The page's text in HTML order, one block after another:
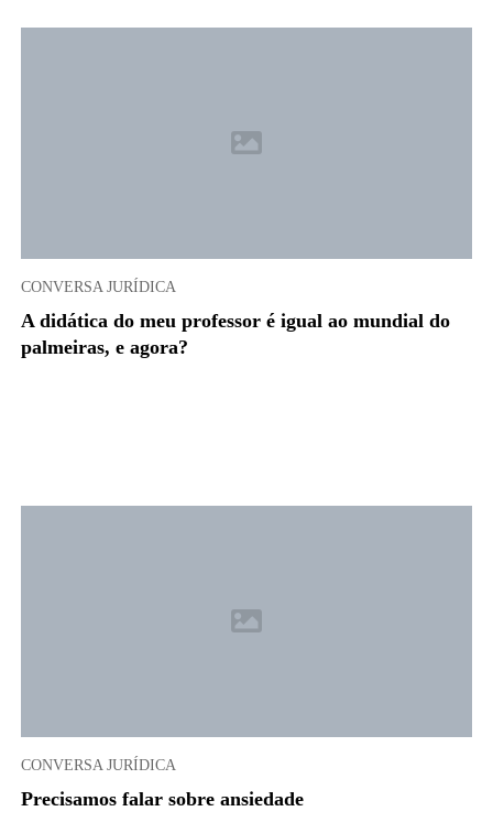
CONVERSA JURÍDICA
A didática do meu professor é igual ao mundial do
palmeiras, e agora?
CONVERSA JURÍDICA
Precisamos falar sobre ansiedade